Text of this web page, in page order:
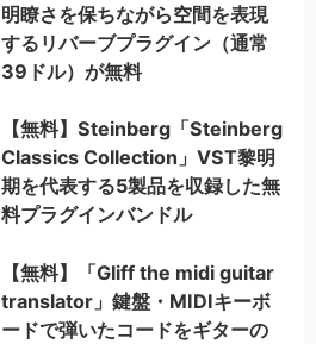
明瞭さを保ちながら空間を表現
するリバーブプラグイン（通常
39ドル）が無料
【無料】Steinberg「Steinberg
Classics Collection」VST黎明
期を代表する5製品を収録した無
料プラグインバンドル
【無料】「Gliff the midi guitar
translator」鍵盤・MIDIキーボ
ードで弾いたコードをギターの